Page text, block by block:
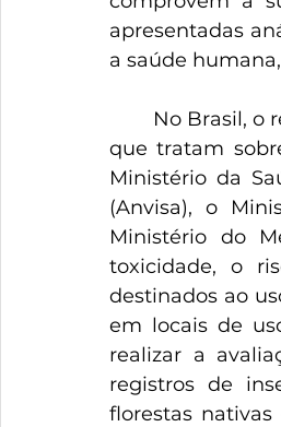
apresentadas
a saúde
que tratam
Ministério da
(Anvisa), o
Ministério do
toxicidade, o
destinados ao
em locais de
realizar a
registros de
florestas